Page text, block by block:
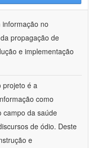
no
propagação de
e implementação
projeto é a
como
campo da saúde
de ódio. Deste
e